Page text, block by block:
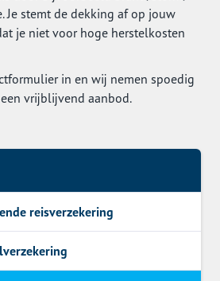
Je stemt de dekking af op jouw
je niet voor hoge herstelkosten
in en wij nemen spoedig
vrijblijvend aanbod.
reisverzekering